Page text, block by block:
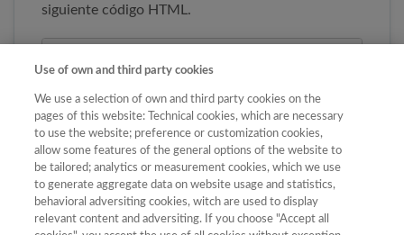
siguiente código HTML.
Copiar código
Use of own and third party cookies
We use a selection of own and third party cookies on the
pages of this website: Technical cookies, which are necessary
to use the website; preference or customization cookies,
allow some features of the general options of the website to
be tailored; analytics or measurement cookies, which we use
to generate aggregate data on website usage and statistics,
behavioral adversiting cookies, witch are used to display
relevant content and adversiting. If you choose "Accept all